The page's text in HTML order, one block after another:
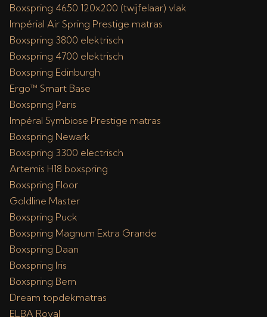
Boxspring 4650 120x200 (twijfelaar) vlak
Impérial Air Spring Prestige matras
Boxspring 3800 elektrisch
Boxspring 4700 elektrisch
Boxspring Edinburgh
Ergo™ Smart Base
Boxspring Paris
Impéral Symbiose Prestige matras
Boxspring Newark
Boxspring 3300 electrisch
Artemis H18 boxspring
Boxspring Floor
Goldline Master
Boxspring Puck
Boxspring Magnum Extra Grande
Boxspring Daan
Boxspring Iris
Boxspring Bern
Dream topdekmatras
ELBA Royal